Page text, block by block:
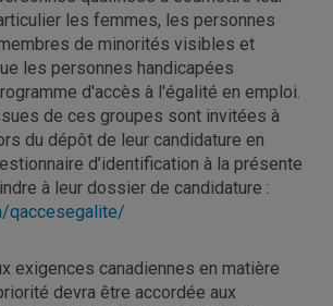
les femmes, les personnes
de minorités visibles et
les personnes handicapées
d'accès à l'égalité en emploi.
de ces groupes sont invitées à
du dépôt de leur candidature en
d’identification à la présente
à leur dossier de candidature :
qaccesegalite/
exigences canadiennes en matière
devra être accordée aux